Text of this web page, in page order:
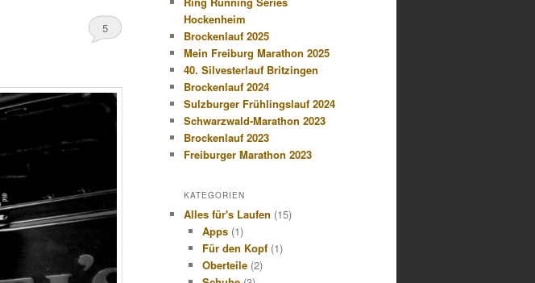
5
Hockenheim
Brockenlauf 2025
Mein Freiburg Marathon 2025
40. Silvesterlauf Britzingen
Brockenlauf 2024
Sulzburger Frühlingslauf 2024
Schwarzwald-Marathon 2023
Brockenlauf 2023
Freiburger Marathon 2023
KATEGORIEN
Alles für's Laufen (15)
Apps(1)
Für den Kopf(1)
Oberteile(2)